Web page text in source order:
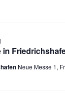
in
Neue Messe 1,